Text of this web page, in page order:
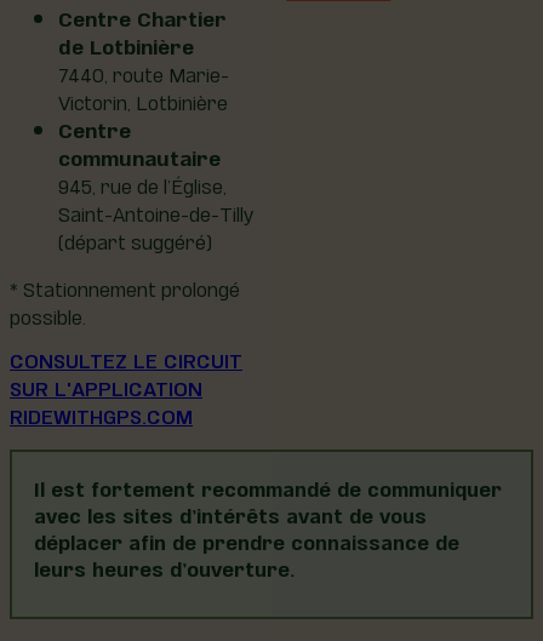
Centre Chartier
de Lotbinière
7440, route Marie-
Victorin, Lotbinière
Centre
communautaire
945, rue de l’Église,
Saint-Antoine-de-Tilly
(départ suggéré)
* Stationnement prolongé
possible.
CONSULTEZ LE CIRCUIT
SUR L'APPLICATION
RIDEWITHGPS.COM
Il est fortement recommandé de communiquer
avec les sites d’intérêts avant de vous
déplacer afin de prendre connaissance de
leurs heures d’ouverture.